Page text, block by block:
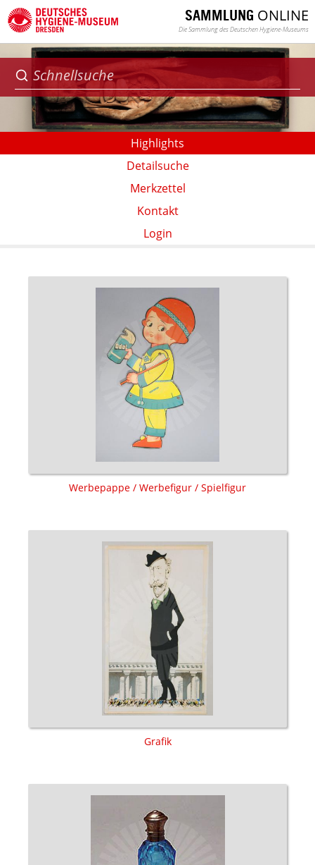
SAMMLUNG ONLINE
Die Sammlung des Deutschen Hygiene-Museums
Highlights
Detailsuche
Merkzettel
Kontakt
Login
Werbepappe / Werbefigur / Spielfigur
Grafik